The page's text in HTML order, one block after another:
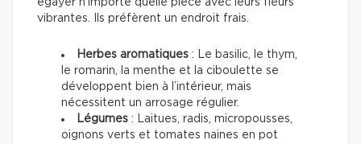
vibrantes. Ils préfèrent un endroit frais.
Herbes aromatiques : Le basilic, le thym,
le romarin, la menthe et la ciboulette se
développent bien à l’intérieur, mais
nécessitent un arrosage régulier.
Légumes : Laitues, radis, micropousses,
oignons verts et tomates naines en pot